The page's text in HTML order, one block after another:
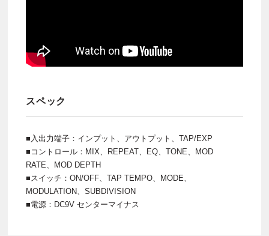
スペック
■入出力端子：インプット、アウトプット、TAP/EXP
■コントロール：MIX、REPEAT、EQ、TONE、MOD
RATE、MOD DEPTH
■スイッチ：ON/OFF、TAP TEMPO、MODE、
MODULATION、SUBDIVISION
■電源：DC9V センターマイナス